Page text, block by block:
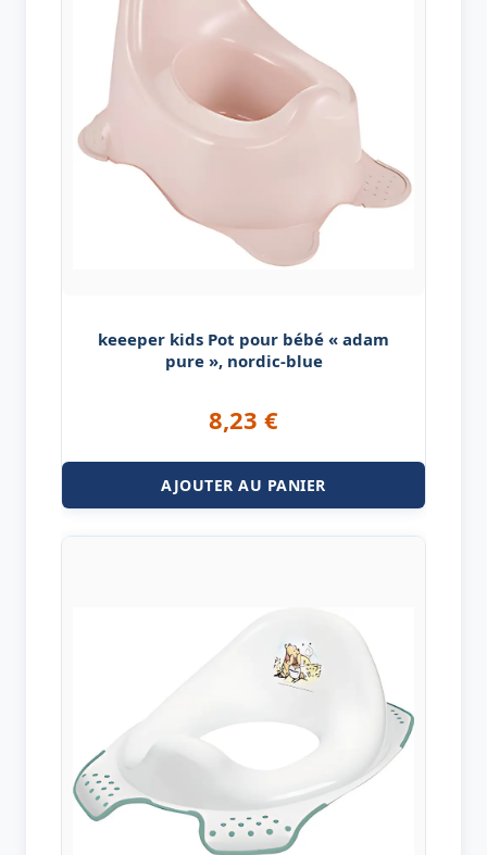
keeeper kids Pot pour bébé « adam
pure », nordic-blue
8,23 €
AJOUTER AU PANIER